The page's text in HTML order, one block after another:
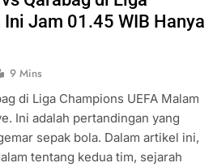
Jam 01.45 WIB Hanya
9 Mins
di Liga Champions UEFA Malam
Ini adalah pertandingan yang
sepak bola. Dalam artikel ini,
tentang kedua tim, sejarah